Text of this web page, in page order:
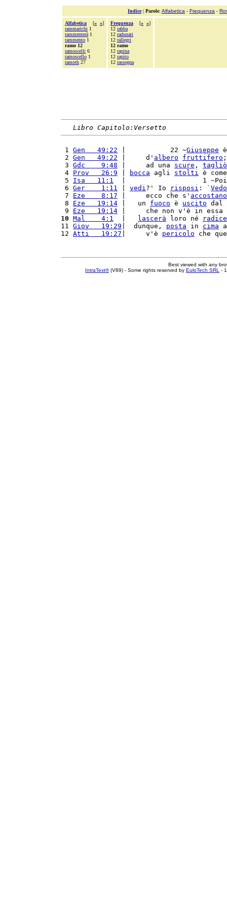
Indice| Parole: Alfabetica - Frequenza -
Alfabetica [« »]
rammarichi 1
rammenterà 1
rammento 1
ramo 12
ramoscelli 6
ramoscello 1
ramoth 27
Frequenza [« »]
12 rabba
12 radunati
12 rallegri
12 ramo
12 rapina
12 rapito
12 rassegna
Libro Capitolo:Versetto
1 Gen   49:22 |           22 ~Giuseppe
2 Gen   49:22 |     d' albero fruttifero
3 Gdc    9:48 |     ad una scure , tagliò
4 Prov   26:9 bocca agli stolti è
5 Isa   11:1
|                   1
6 Ger    1:11 vedi?' Io risposi : ` Vedo
7 Eze    8:17 |     ecco che s' accostano
8 Eze   19:14 |   un fuoco è uscito dal
9 Eze   19:14 |     che non v'è in
10 Mal    4:1 lascerà loro né
radice
11 Giov   19:29 |  dunque, posta in cima
12 Atti   19:27 |     v'è pericolo che
Best viewed with any
IntraText®(V89) - Some rights reserved by EuloTech SRL -